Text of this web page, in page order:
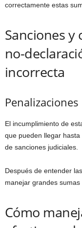
correctamente estas
Sanciones y
no-
incorrecta
Penalizaciones
El incumplimiento de
que pueden llegar hasta
de sanciones judiciales.
Después de entender
manejar grandes sumas
Cómo